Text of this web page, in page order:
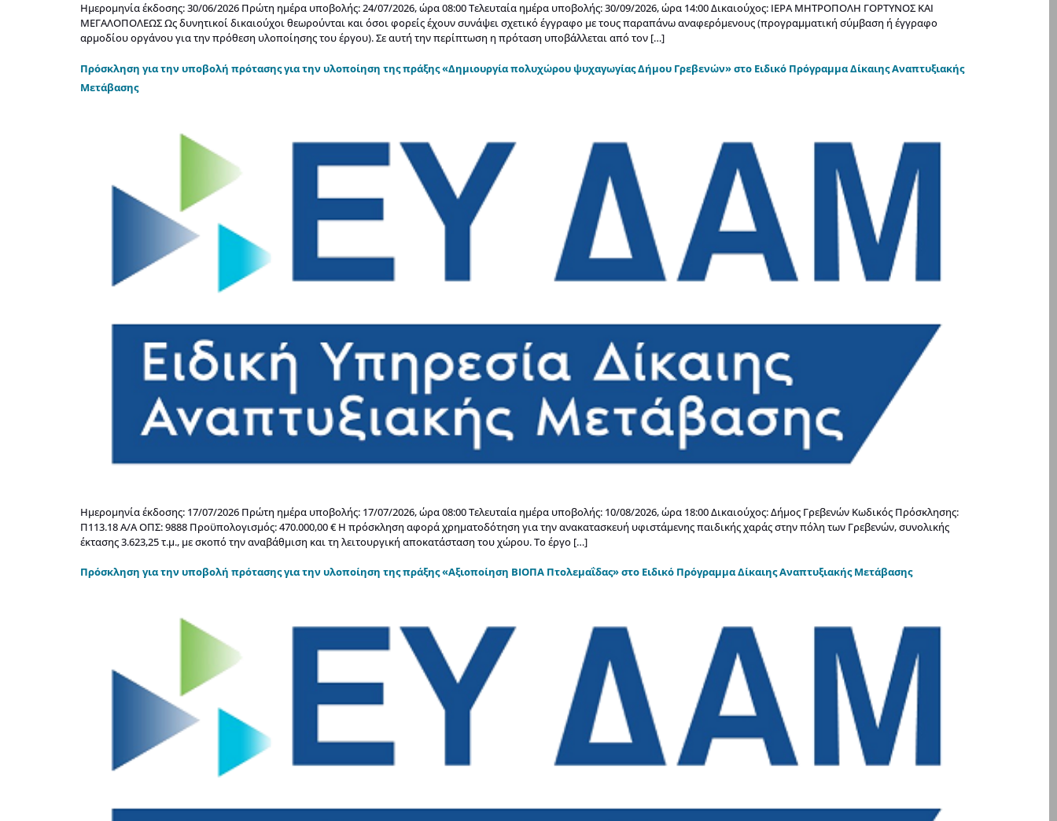
Ημερομηνία έκδοσης: 30/06/2026 Πρώτη ημέρα υποβολής: 24/07/2026, ώρα 08:00 Τελευταία ημέρα υποβολής: 30/09/2026, ώρα 14:00 Δικαιούχος: ΙΕΡΑ ΜΗΤΡΟΠΟΛΗ ΓΟΡΤΥΝΟΣ ΚΑΙ
ΜΕΓΑΛΟΠΟΛΕΩΣ Ως δυνητικοί δικαιούχοι θεωρούνται και όσοι φορείς έχουν συνάψει σχετικό έγγραφο με τους παραπάνω αναφερόμενους (προγραμματική σύμβαση ή έγγραφο
αρμοδίου οργάνου για την πρόθεση υλοποίησης του έργου). Σε αυτή την περίπτωση η πρόταση υποβάλλεται από τον […]
Πρόσκληση για την υποβολή πρότασης για την υλοποίηση της πράξης «Δημιουργία πολυχώρου ψυχαγωγίας Δήμου Γρεβενών» στο Ειδικό Πρόγραμμα Δίκαιης Αναπτυξιακής
Μετάβασης
Ημερομηνία έκδοσης: 17/07/2026 Πρώτη ημέρα υποβολής: 17/07/2026, ώρα 08:00 Τελευταία ημέρα υποβολής: 10/08/2026, ώρα 18:00 Δικαιούχος: Δήμος Γρεβενών Κωδικός Πρόσκλησης:
Π113.18 Α/Α ΟΠΣ: 9888 Προϋπολογισμός: 470.000,00 € Η πρόσκληση αφορά χρηματοδότηση για την ανακατασκευή υφιστάμενης παιδικής χαράς στην πόλη των Γρεβενών, συνολικής
έκτασης 3.623,25 τ.μ., με σκοπό την αναβάθμιση και τη λειτουργική αποκατάσταση του χώρου. Το έργο […]
Πρόσκληση για την υποβολή πρότασης για την υλοποίηση της πράξης «Αξιοποίηση ΒΙΟΠΑ Πτολεμαΐδας» στο Ειδικό Πρόγραμμα Δίκαιης Αναπτυξιακής Μετάβασης